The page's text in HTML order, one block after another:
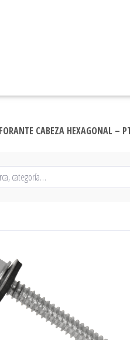
CABEZA HEXAGONAL